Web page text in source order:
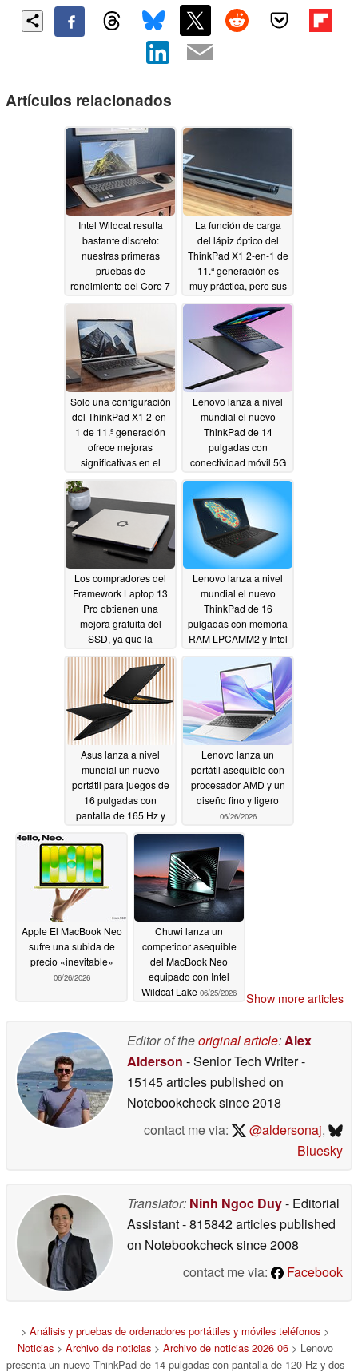
Artículos relacionados
Intel Wildcat resulta
bastante discreto:
nuestras primeras
pruebas de
rendimiento del Core 7
rendimiento bastante
modestas07/02/2026
La función de carga
del lápiz óptico del
ThinkPad X1 2-en-1 de
11.ª generación es
muy práctica, pero sus
evidentes06/28/2026
Solo una configuración
del ThinkPad X1 2-en-
1 de 11.ª generación
ofrece mejoras
significativas en el
Lenovo lanza a nivel
mundial el nuevo
ThinkPad de 14
pulgadas con
conectividad móvil 5G
06/28/2026
Los compradores del
Framework Laptop 13
Pro obtienen una
mejora gratuita del
SSD, ya que la
los precios06/27/2026
Lenovo lanza a nivel
mundial el nuevo
ThinkPad de 16
pulgadas con memoria
RAM LPCAMM2 y Intel
06/27/2026
Asus lanza a nivel
mundial un nuevo
portátil para juegos de
16 pulgadas con
pantalla de 165 Hz y
06/26/2026
Lenovo lanza un
portátil asequible con
procesador AMD y un
diseño fino y ligero
06/26/2026
Apple El MacBook Neo
sufre una subida de
precio «inevitable»
06/26/2026
Chuwi lanza un
competidor asequible
del MacBook Neo
equipado con Intel
Wildcat Lake 06/25/2026 Show more articles
Editor of theoriginal article:Alex
Alderson - Senior Tech Writer-
15145 articles published on
Notebookchecksince 2018
contact me via:
@aldersonaj,
Bluesky
Translator: Ninh Ngoc Duy- Editorial
Assistant- 815842 articles published
on Notebookchecksince 2008
contact me via:
Facebook
> Análisis y pruebas de ordenadores portátiles y móviles teléfonos >
Noticias> Archivo de noticias> Archivo de noticias 2026 06> Lenovo
presenta un nuevo ThinkPad de 14 pulgadas con pantalla de 120 Hz y dos